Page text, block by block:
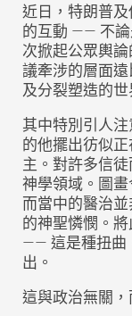
近日，特朗普
的互動 —— 不
次掀起公眾輿
議牽涉的層面
及分裂塑造的
其中特別引人
的他擺出彷似
主。對許多信
神學領域。圖
而當中的醫治
的神聖憐憫。
—— 這是種扭曲
出。
這與政治無關，